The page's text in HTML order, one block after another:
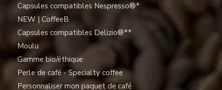
Capsules compatibles Nespresso®*
NEW | CoffeeB
Capsules compatibles Delizio®**
Moulu
Gamme bio/éthique
Perle de café - Specialty coffee
Personnaliser mon paquet de café